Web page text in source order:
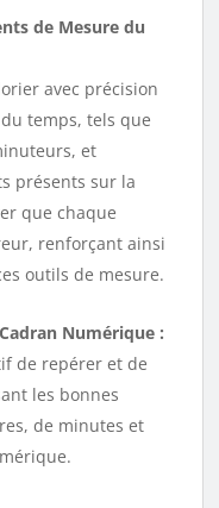
de Mesure du
avec précision
temps, tels que
et
présents sur la
que chaque
renforçant ainsi
outils de mesure.
Numérique :
de repérer et de
les bonnes
de minutes et